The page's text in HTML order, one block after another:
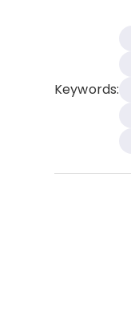
Keywords: